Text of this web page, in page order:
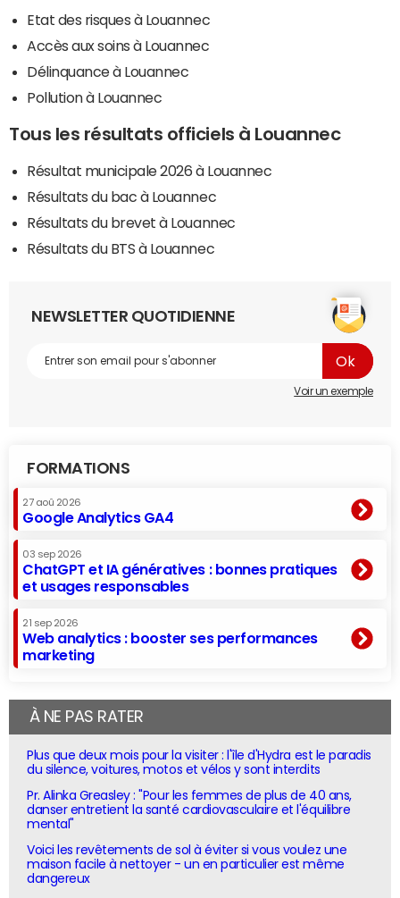
Etat des risques à Louannec
Accès aux soins à Louannec
Délinquance à Louannec
Pollution à Louannec
Tous les résultats officiels à Louannec
Résultat municipale 2026 à Louannec
Résultats du bac à Louannec
Résultats du brevet à Louannec
Résultats du BTS à Louannec
NEWSLETTER QUOTIDIENNE
Voir un exemple
FORMATIONS
27 aoû 2026
Google Analytics GA4
03 sep 2026
ChatGPT et IA génératives : bonnes pratiques
et usages responsables
21 sep 2026
Web analytics : booster ses performances
marketing
À NE PAS RATER
Plus que deux mois pour la visiter : l'île d'Hydra est le paradis
du silence, voitures, motos et vélos y sont interdits
Pr. Alinka Greasley : "Pour les femmes de plus de 40 ans,
danser entretient la santé cardiovasculaire et l'équilibre
mental"
Voici les revêtements de sol à éviter si vous voulez une
maison facile à nettoyer - un en particulier est même
dangereux